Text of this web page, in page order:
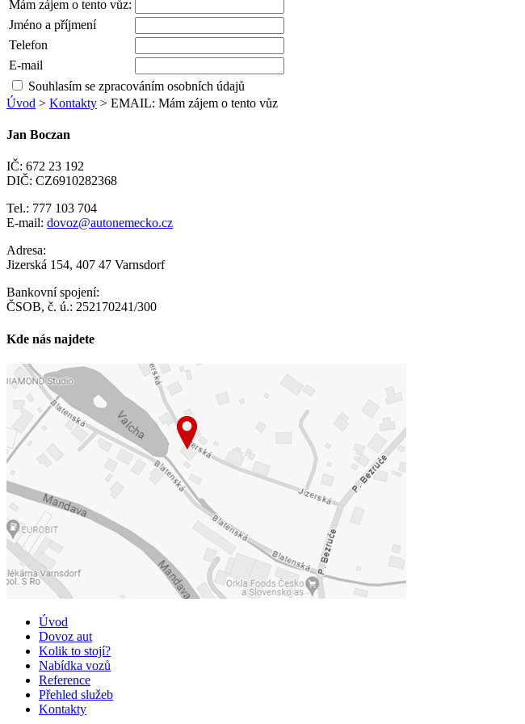
Mám zájem o tento vůz:
Jméno a příjmení
Telefon
E-mail
Souhlasím se zpracováním osobních údajů
Úvod > Kontakty > EMAIL: Mám zájem o tento vůz
Jan Boczan
IČ: 672 23 192
DIČ: CZ6910282368
Tel.: 777 103 704
E-mail: dovoz@autonemecko.cz
Adresa:
Jizerská 154, 407 47 Varnsdorf
Bankovní spojení:
ČSOB, č. ú.: 252170241/300
Kde nás najdete
Úvod
Dovoz aut
Kolik to stojí?
Nabídka vozů
Reference
Přehled služeb
Kontakty